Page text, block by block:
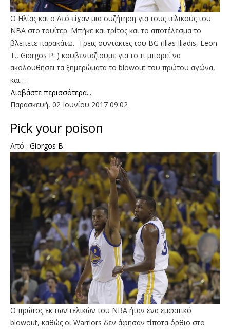
Ο Ηλίας και ο Λεό είχαν μια συζήτηση για τους τελικούς του
ΝΒΑ στο τουίτερ. Μπήκε και τρίτος και το αποτέλεσμα το
βλεπετε παρακάτω. Τρεις συντάκτες του BG (Ilias Iliadis, Leon
T., Giorgos P. ) κουβεντάζιουμε για το τι μπορεί να
ακολουθήσει τα ξημερώματα το blowout του πρώτου αγώνα,
και…
Διαβάστε περισσότερα...
Παρασκευή, 02 Ιουνίου 2017 09:02
Pick your poison
Από : Giorgos B.
Ο πρώτος εκ των τελικών του ΝΒΑ ήταν ένα εμφατικό
blowout, καθώς οι Warriors δεν άφησαν τίποτα όρθιο στο